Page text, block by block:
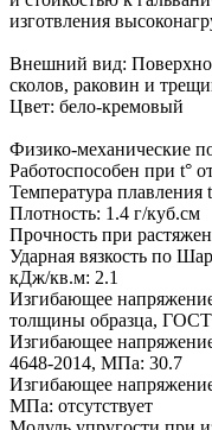
изготвления
Внешний вид:
сколов, раковин и
Цвет: бело-кремовый
Физико-механические
Работоспособен при t°
Температура плавления
Плотность: 1.4 г/куб.см
Прочность при
Ударная вязкость по
кДж/кв.м: 2.1
Изгибающее
толщины образца,
Изгибающее
4648-2014, МПа: 30.7
Изгибающее
МПа: отсутствует